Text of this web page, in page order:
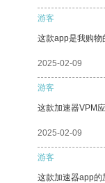
游客
这款app是我购物
2025-02-09
游客
这款加速器VPM
2025-02-09
游客
这款加速器app的